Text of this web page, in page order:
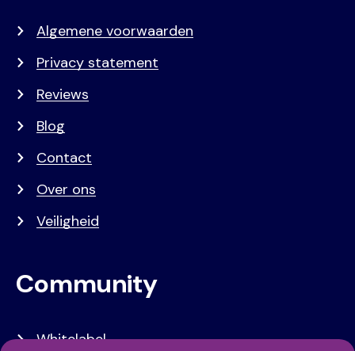
Algemene voorwaarden
Privacy statement
Reviews
Blog
Contact
Over ons
Veiligheid
Community
Whitelabel